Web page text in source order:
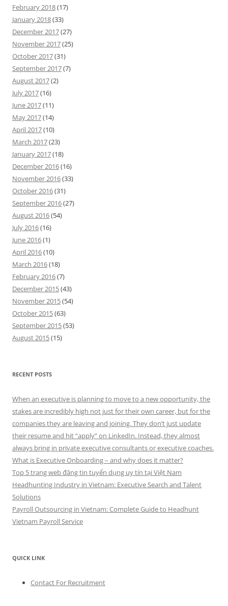
February 2018(17)
January 2018(33)
December 2017(27)
November 2017(25)
October 2017(31)
September 2017(7)
August 2017(2)
July 2017(16)
June 2017(11)
May 2017(14)
April 2017(10)
March 2017(23)
January 2017(18)
December 2016(16)
November 2016(33)
October 2016(31)
September 2016(27)
August 2016(54)
July 2016(16)
June 2016(1)
April 2016(10)
March 2016(18)
February 2016(7)
December 2015(43)
November 2015(54)
October 2015(63)
September 2015(53)
August 2015(15)
RECENT POSTS
When an executive is planning to move to a new opportunity, the
stakes are incredibly high not just for their own career, but for the
companies they are leaving and joining. They don’t just update
their resume and hit “apply” on LinkedIn. Instead, they almost
always bring in private executive consultants or executive coaches.
What is Executive Onboarding – and why does it matter?
Top 5 trang web đăng tin tuyển dụng uy tín tại Việt Nam
Headhunting Industry in Vietnam: Executive Search and Talent
Solutions
Payroll Outsourcing in Vietnam: Complete Guide to Headhunt
Vietnam Payroll Service
QUICK LINK
Contact For Recruitment